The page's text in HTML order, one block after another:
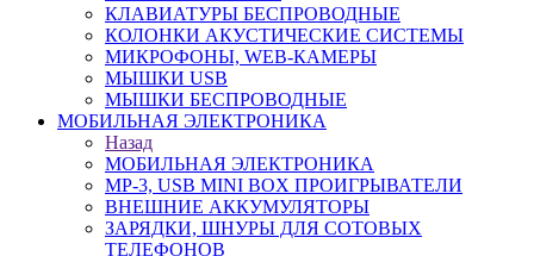
КЛАВИАТУРЫ БЕСПРОВОДНЫЕ
КОЛОНКИ АКУСТИЧЕСКИЕ СИСТЕМЫ
МИКРОФОНЫ, WEB-КАМЕРЫ
МЫШКИ USB
МЫШКИ БЕСПРОВОДНЫЕ
МОБИЛЬНАЯ ЭЛЕКТРОНИКА
Назад
МОБИЛЬНАЯ ЭЛЕКТРОНИКА
MP-3, USB MINI BOX ПРОИГРЫВАТЕЛИ
ВНЕШНИЕ АККУМУЛЯТОРЫ
ЗАРЯДКИ, ШНУРЫ ДЛЯ СОТОВЫХ
ТЕЛЕФОНОВ